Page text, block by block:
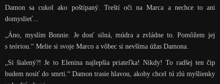
Damon sa cukol ako poštípaný. Treští oči na Marca a nechce to ani
domyslieť...
„Áno, myslím Bonnie. Je dosť silná, múdra a zvládne to. Pomôžem jej
s teóriou.“ Melie si svoje Marco a vôbec si nevšíma úžas Damona.
„Si šialený?! Je to Elenina najlepšia priateľka! Nikdy! To radšej ten čip
budem nosiť do smrti.“ Damon trasie hlavou, akoby chcel tú zlú myšlienky